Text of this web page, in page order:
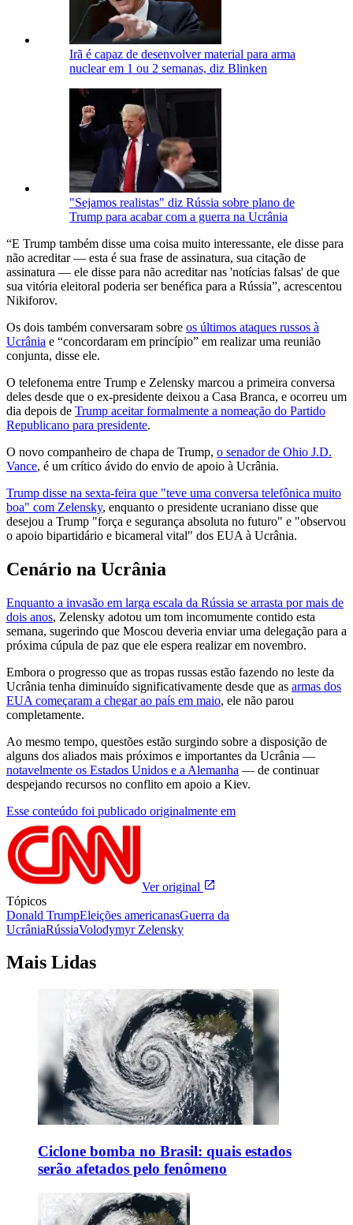
Irã é capaz de desenvolver material para arma
nuclear em 1 ou 2 semanas, diz Blinken
"Sejamos realistas" diz Rússia sobre plano de
Trump para acabar com a guerra na Ucrânia
“E Trump também disse uma coisa muito interessante, ele disse para
não acreditar — esta é sua frase de assinatura, sua citação de
assinatura — ele disse para não acreditar nas 'notícias falsas' de que
sua vitória eleitoral poderia ser benéfica para a Rússia”, acrescentou
Nikiforov.
Os dois também conversaram sobre os últimos ataques russos à
Ucrânia e “concordaram em princípio” em realizar uma reunião
conjunta, disse ele.
O telefonema entre Trump e Zelensky marcou a primeira conversa
deles desde que o ex-presidente deixou a Casa Branca, e ocorreu um
dia depois de Trump aceitar formalmente a nomeação do Partido
Republicano para presidente.
O novo companheiro de chapa de Trump, o senador de Ohio J.D.
Vance, é um crítico ávido do envio de apoio à Ucrânia.
Trump disse na sexta-feira que "teve uma conversa telefônica muito
boa" com Zelensky, enquanto o presidente ucraniano disse que
desejou a Trump "força e segurança absoluta no futuro" e "observou
o apoio bipartidário e bicameral vital" dos EUA à Ucrânia.
Cenário na Ucrânia
Enquanto a invasão em larga escala da Rússia se arrasta por mais de
dois anos, Zelensky adotou um tom incomumente contido esta
semana, sugerindo que Moscou deveria enviar uma delegação para a
próxima cúpula de paz que ele espera realizar em novembro.
Embora o progresso que as tropas russas estão fazendo no leste da
Ucrânia tenha diminuído significativamente desde que as armas dos
EUA começaram a chegar ao país em maio, ele não parou
completamente.
Ao mesmo tempo, questões estão surgindo sobre a disposição de
alguns dos aliados mais próximos e importantes da Ucrânia —
notavelmente os Estados Unidos e a Alemanha — de continuar
despejando recursos no conflito em apoio a Kiev.
Esse conteúdo foi publicado originalmente em
Ver original
Tópicos
Donald TrumpEleições americanasGuerra da
UcrâniaRússiaVolodymyr Zelensky
Mais Lidas
Ciclone bomba no Brasil: quais estados
serão afetados pelo fenômeno